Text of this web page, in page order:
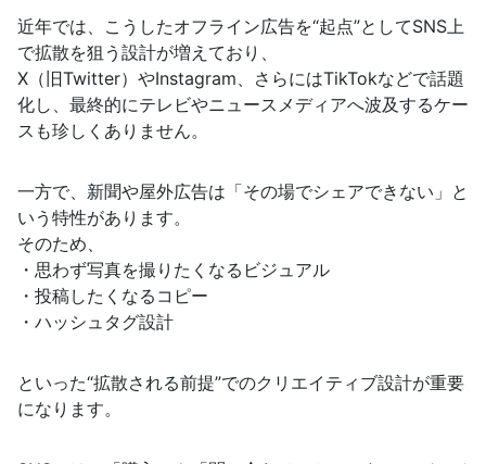
近年では、こうしたオフライン広告を“起点”としてSNS上
で拡散を狙う設計が増えており、
X（旧Twitter）やInstagram、さらにはTikTokなどで話題
化し、最終的にテレビやニュースメディアへ波及するケー
スも珍しくありません。
一方で、新聞や屋外広告は「その場でシェアできない」と
いう特性があります。
そのため、
・思わず写真を撮りたくなるビジュアル
・投稿したくなるコピー
・ハッシュタグ設計
といった“拡散される前提”でのクリエイティブ設計が重要
になります。